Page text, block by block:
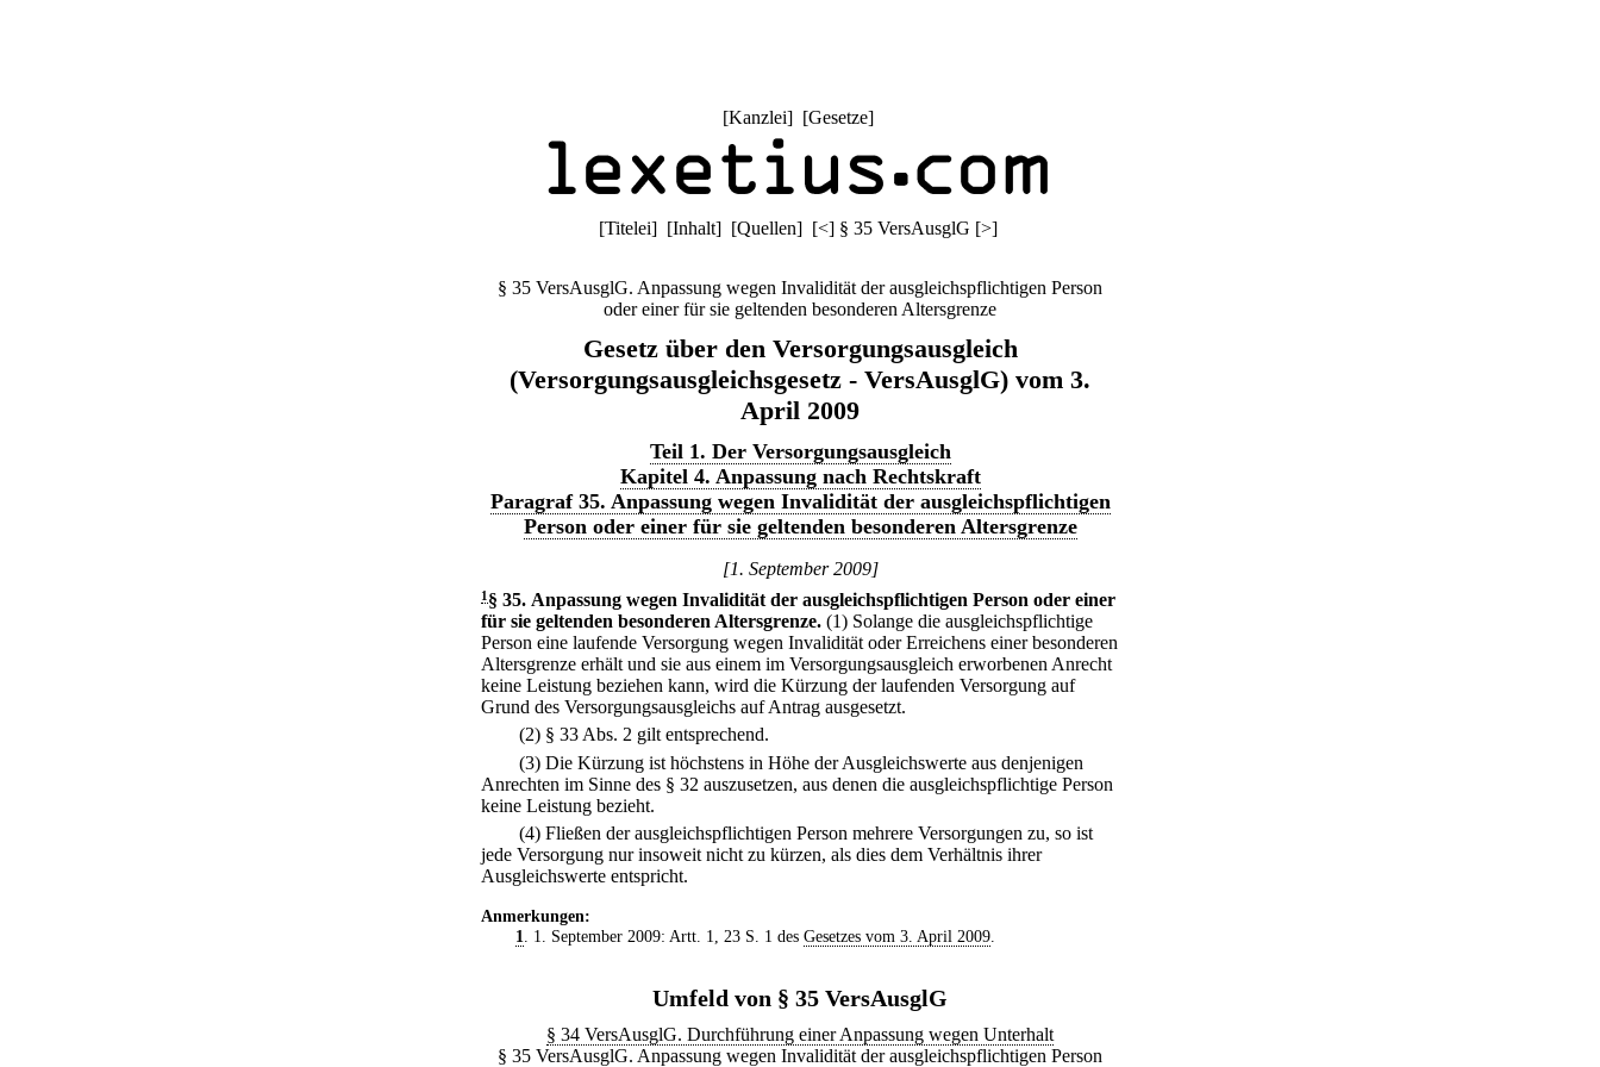
[Kanzlei] [Gesetze]
[Titelei] [Inhalt] [Quellen] [<] § 35 VersAusglG [>]
§ 35 VersAusglG. Anpassung wegen Invalidität der ausgleichspflichtigen Person
oder einer für sie geltenden besonderen Altersgrenze
Gesetz über den Versorgungsausgleich
(Versorgungsausgleichsgesetz - VersAusglG) vom 3.
April 2009
Teil 1. Der Versorgungsausgleich
Kapitel 4. Anpassung nach Rechtskraft
Paragraf 35. Anpassung wegen Invalidität der ausgleichspflichtigen
Person oder einer für sie geltenden besonderen Altersgrenze
[1. September 2009]
1 § 35. Anpassung wegen Invalidität der ausgleichspflichtigen Person oder einer
für sie geltenden besonderen Altersgrenze. (1) Solange die ausgleichspflichtige
Person eine laufende Versorgung wegen Invalidität oder Erreichens einer besonderen
Altersgrenze erhält und sie aus einem im Versorgungsausgleich erworbenen Anrecht
keine Leistung beziehen kann, wird die Kürzung der laufenden Versorgung auf
Grund des Versorgungsausgleichs auf Antrag ausgesetzt.
(2) § 33 Abs. 2 gilt entsprechend.
(3) Die Kürzung ist höchstens in Höhe der Ausgleichswerte aus denjenigen
Anrechten im Sinne des § 32 auszusetzen, aus denen die ausgleichspflichtige Person
keine Leistung bezieht.
(4) Fließen der ausgleichspflichtigen Person mehrere Versorgungen zu, so ist
jede Versorgung nur insoweit nicht zu kürzen, als dies dem Verhältnis ihrer
Ausgleichswerte entspricht.
Anmerkungen:
1
. 1. September 2009: Artt. 1, 23 S. 1 des Gesetzes vom 3. April 2009.
Umfeld von § 35 VersAusglG
§ 34 VersAusglG. Durchführung einer Anpassung wegen Unterhalt
§ 35 VersAusglG. Anpassung wegen Invalidität der ausgleichspflichtigen Person